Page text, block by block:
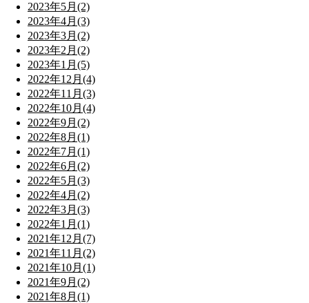
2023年5月(2)
2023年4月(3)
2023年3月(2)
2023年2月(2)
2023年1月(5)
2022年12月(4)
2022年11月(3)
2022年10月(4)
2022年9月(2)
2022年8月(1)
2022年7月(1)
2022年6月(2)
2022年5月(3)
2022年4月(2)
2022年3月(3)
2022年1月(1)
2021年12月(7)
2021年11月(2)
2021年10月(1)
2021年9月(2)
2021年8月(1)